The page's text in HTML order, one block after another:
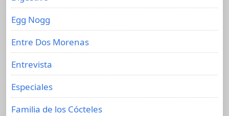
Egg Nogg
Entre Dos Morenas
Entrevista
Especiales
Familia de los Cócteles